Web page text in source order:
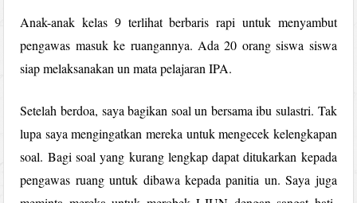
Anak-anak kelas 9 terlihat berbaris rapi untuk menyambut
pengawas masuk ke ruangannya. Ada 20 orang siswa siswa
siap melaksanakan un mata pelajaran IPA.
Setelah berdoa, saya bagikan soal un bersama ibu sulastri. Tak
lupa saya mengingatkan mereka untuk mengecek kelengkapan
soal. Bagi soal yang kurang lengkap dapat ditukarkan kepada
pengawas ruang untuk dibawa kepada panitia un. Saya juga